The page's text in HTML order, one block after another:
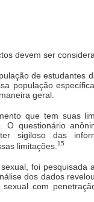
devem ser
de estudantes
população
geral.
que tem suas
questionário
sigiloso das
limitações. 15
foi pesquisada
dos dados
com